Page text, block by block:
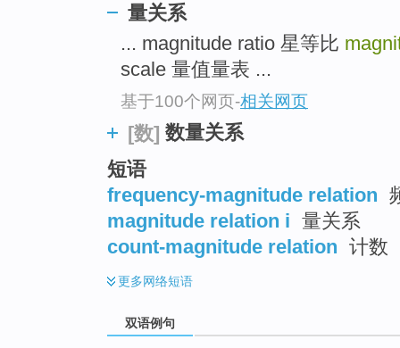
量关系
... magnitude ratio 星等比
scale 量值量表 ...
基于100个网页-相关网页
[数] 数量关系
短语
frequency-magnitude relation
magnitude relation i 量关系
count-magnitude relation 计数
更多网络短语
双语例句